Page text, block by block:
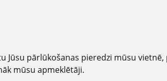
Jūsu pārlūkošanas pieredzi mūsu
mūsu apmeklētāji.